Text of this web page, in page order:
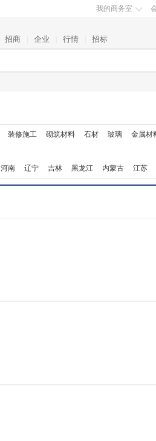
我的商务室
招商 企业 行情 招标
装修施工 砌筑材料 石材 玻璃 金属材
河南 辽宁 吉林 黑龙江 内蒙古 江苏
香港
澳门